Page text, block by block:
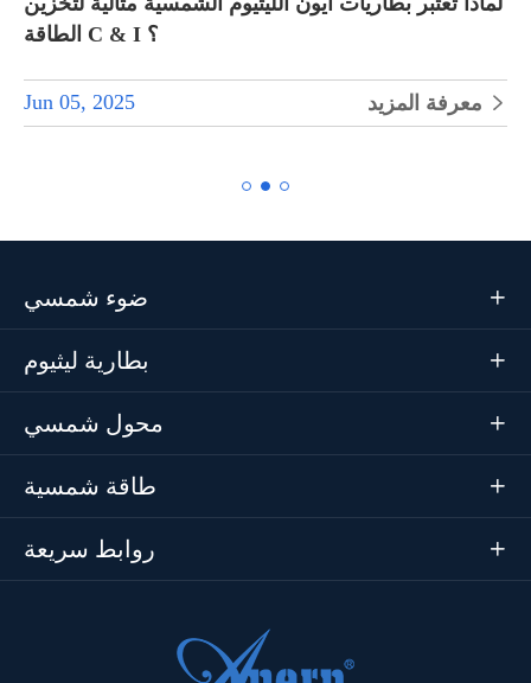
الطاقة C & I ؟
Jun 05, 2025 
ضوء شمسي 
بطارية ليثيوم 
محول شمسي 
طاقة شمسية 
روابط سريعة 